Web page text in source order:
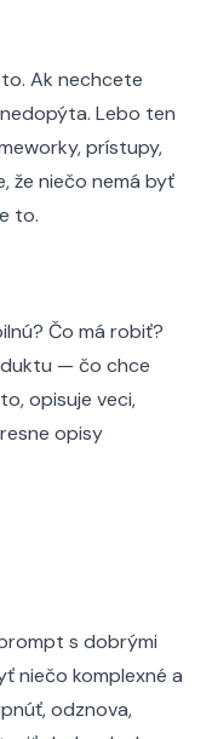
Ak nechcete
Lebo ten
prístupy,
že niečo nemá byť
to.
Čo má robiť?
— čo chce
opisuje veci,
opisy
s dobrými
niečo komplexné a
odznova,